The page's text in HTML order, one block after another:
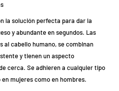
la solución perfecta para dar la
y abundante en segundos. Las
al cabello humano, se combinan
y tienen un aspecto
cerca. Se adhieren a cualquier tipo
mujeres como en hombres.